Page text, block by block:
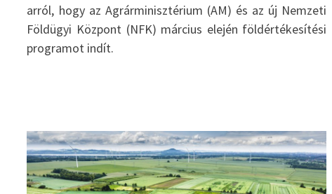
arról, hogy az Agrárminisztérium (AM) és az új Nemzeti
Földügyi Központ (NFK) március elején földértékesítési
programot indít.